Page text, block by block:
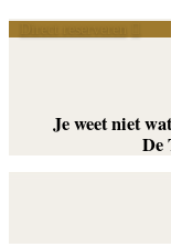
Je weet niet
De